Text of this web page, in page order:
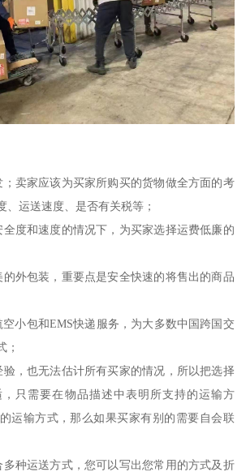
卖家应该为买家所购买的货物做全方面的考
、运送速度、是否有关税等；
度和速度的情况下，为买家选择运费低廉的
外包装，重要点是安全快速的将售出的商品
小包和EMS快递服务，为大多数中国跨国交
；
，也无法估计所有买家的情况，所以把选择
只需要在物品描述中表明所支持的运输方
运输方式，那么如果买家有别的需要自会联
种运送方式，您可以写出您常用的方式及折